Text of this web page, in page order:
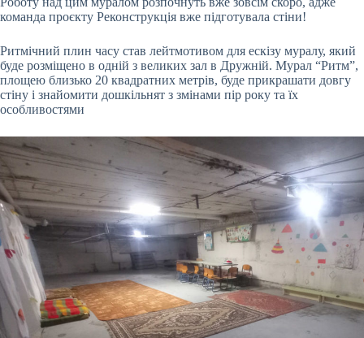
команда проєкту Реконструкція вже підготувала стіни!
Ритмічний плин часу став лейтмотивом для ескізу муралу, який
буде розміщено в одній з великих зал в Дружній. Мурал “Ритм”,
площею близько 20 квадратних метрів, буде прикрашати довгу
стіну і знайомити дошкільнят з змінами пір року та їх
особливостями